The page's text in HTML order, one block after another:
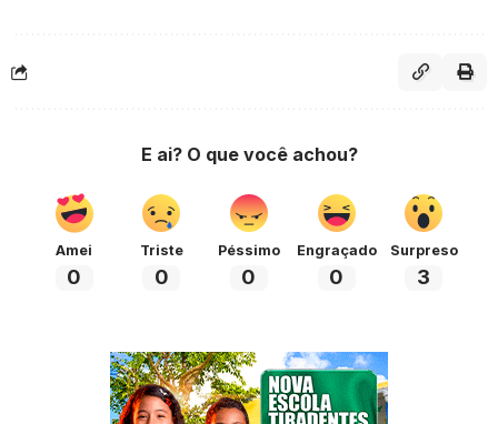
E ai? O que você achou?
Amei
0
Triste
0
Péssimo
0
Engraçado
0
Surpreso
3